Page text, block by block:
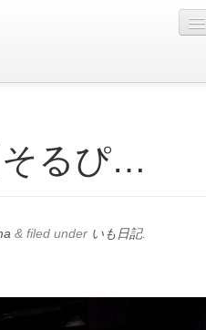
そるぴ…
& filed under いも日記.